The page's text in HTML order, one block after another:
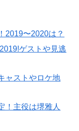
2019〜2020は？
ゲストや見逃
ャストやロケ地
！主役は堺雅人